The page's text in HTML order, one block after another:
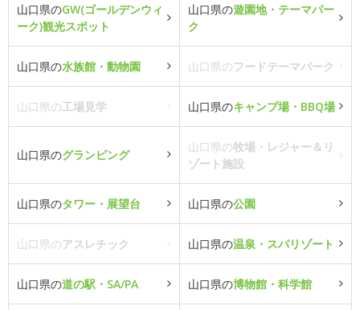
山口県のGW(ゴールデンウィ
ーク)観光スポット
山口県の遊園地・テーマパー
ク
山口県の水族館・動物園 山口県のフードテーマパーク
山口県の工場見学 山口県のキャンプ場・BBQ場
山口県のグランピング
山口県の牧場・レジャー＆リ
ゾート施設
山口県のタワー・展望台 山口県の公園
山口県のアスレチック 山口県の温泉・スパリゾート
山口県の道の駅・SA/PA 山口県の博物館・科学館